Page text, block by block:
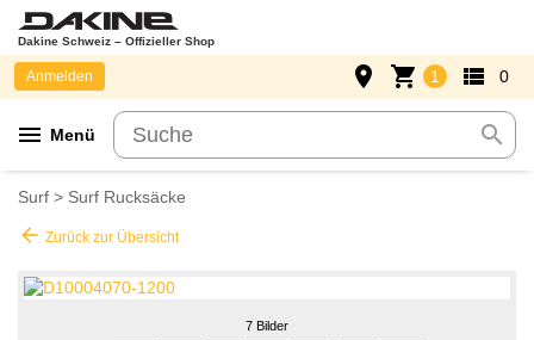
Dakine Schweiz – Offizieller Shop
menu Menü search
Anmelden place shopping_cart 1 view_list 0
Surf > Surf Rucksäcke
arrow_back Zurück zur Übersicht
7 Bilder